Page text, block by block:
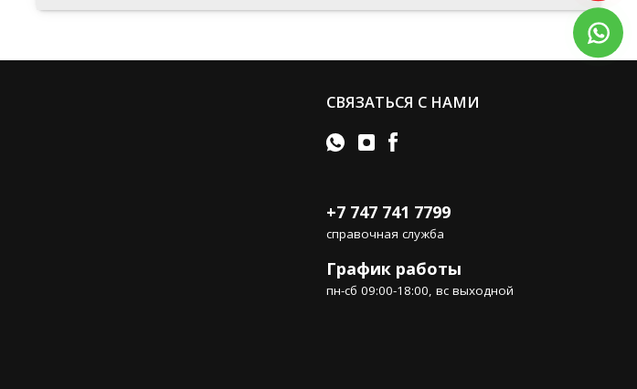
СВЯЗАТЬСЯ С НАМИ
+7 747 741 7799
справочная служба
График работы
пн-сб 09:00-18:00, вс выходной